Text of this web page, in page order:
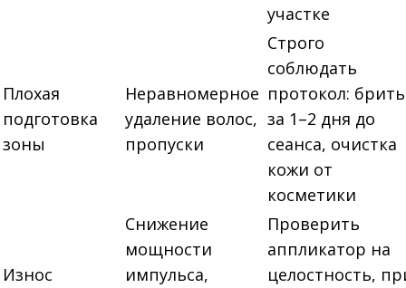
участке
Плохая
подготовка
зоны
Неравномерное
удаление волос,
пропуски
Строго
соблюдать
протокол:
за 1–2 дня до
сеанса, очистка
кожи от
косметики
Износ
Снижение
мощности
импульса,
Проверить
аппликатор на
целостность,